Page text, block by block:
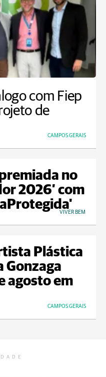
com Fiep
de
CAMPOS GERAIS
no
2026’ com
VIVER BEM
Plástica
Gonzaga
agosto em
CAMPOS GERAIS